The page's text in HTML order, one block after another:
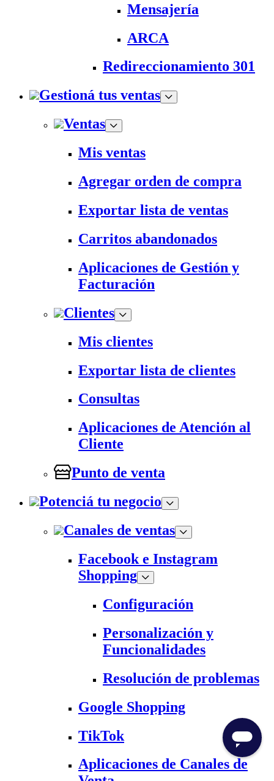
Mensajería
ARCA
Redireccionamiento 301
Gestioná tus ventas
Ventas
Mis ventas
Agregar orden de compra
Exportar lista de ventas
Carritos abandonados
Aplicaciones de Gestión y
Facturación
Clientes
Mis clientes
Exportar lista de clientes
Consultas
Aplicaciones de Atención al
Cliente
Punto de venta
Potenciá tu negocio
Canales de ventas
Facebook e Instagram
Shopping
Configuración
Personalización y
Funcionalidades
Resolución de problemas
Google Shopping
TikTok
Aplicaciones de Canales de